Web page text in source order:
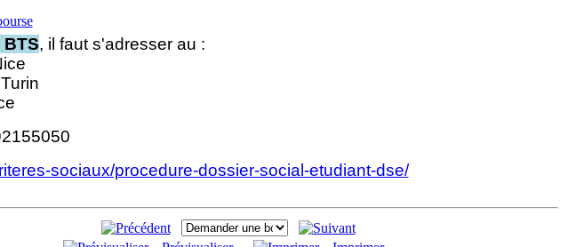
, il faut s'adresser au :
sociaux/procedure-dossier-social-etudiant-dse/